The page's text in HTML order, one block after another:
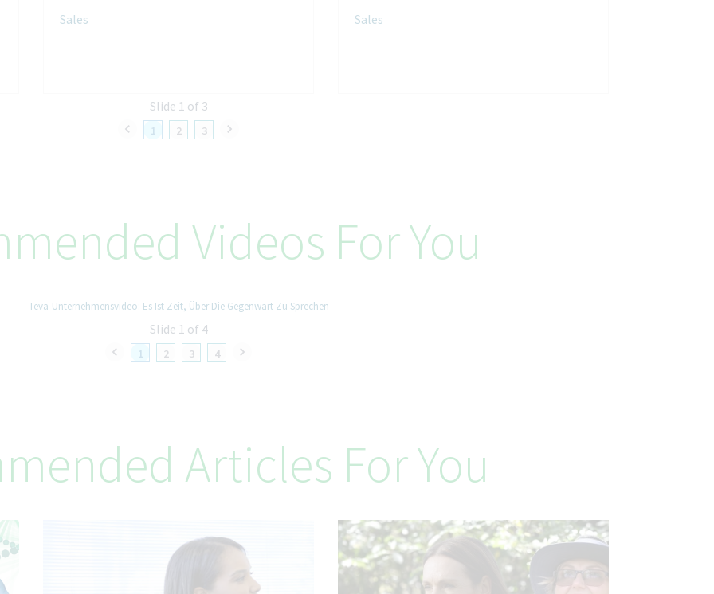
1 2 3
Sales Sales
Slide 1 of 3
Videos For You
1 2 3 4
Teva-Unternehmensvideo: Es Ist Zeit, Über Die Gegenwart Zu Sprechen
Slide 1 of 4
Articles For You